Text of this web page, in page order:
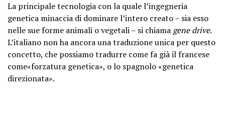
La principale tecnologia con la quale l’ingegneria
genetica minaccia di dominare l’intero creato – sia esso
nelle sue forme animali o vegetali – si chiama gene drive.
L’italiano non ha ancora una traduzione unica per questo
concetto, che possiamo tradurre come fa già il francese
come«forzatura genetica», o lo spagnolo «genetica
direzionata».